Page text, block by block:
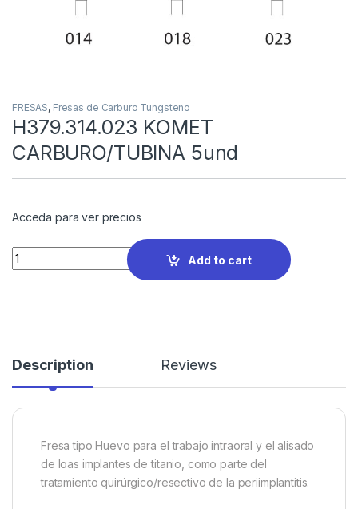
FRESAS, Fresas de Carburo Tungsteno
H379.314.023 KOMET
CARBURO/TUBINA 5und
Acceda para ver precios
Quantity
Add to cart
Description Reviews
Fresa tipo Huevo para el trabajo intraoral y el alisado
de loas implantes de titanio, como parte del
tratamiento quirúrgico/resectivo de la periimplantitis.